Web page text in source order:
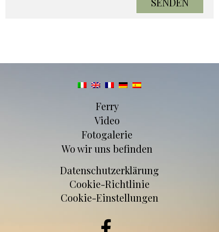
Ferry
Video
Fotogalerie
Wo wir uns befinden
Datenschutzerklärung
Cookie-Richtlinie
Cookie-Einstellungen